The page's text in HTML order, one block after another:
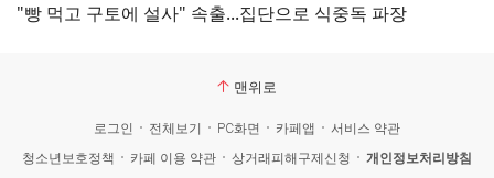
"빵 먹고 구토에 설사" 속출...집단으로 식중독 파장
맨위로
로그인 전체보기 PC화면 카페앱
서비스 약관
청소년보호정책
카페 이용 약관 상거래피해구제신청 개인정보처리방침